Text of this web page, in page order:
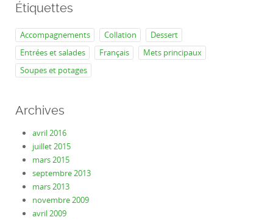
Étiquettes
Accompagnements Collation
Dessert
Entrées et salades
Français
Mets principaux
Soupes et potages
Archives
avril 2016
juillet 2015
mars 2015
septembre 2013
mars 2013
novembre 2009
avril 2009